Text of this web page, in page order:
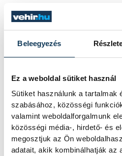
Beleegyezés
Ez a weboldal sütiket használ
Sütiket használunk a tartalmak
szabásához, közösségi
valamint weboldalforgalmunk
közösségi média-, hirdető- és
megosztjuk az Ön
adatait, akik kombinálhatják az
Riihimäen Cocks (finn) 6
Eurofarm Rabotnik
1. Dinamo Bucuresti
Orlen Wisla Plock
9 (310-319), 4. IFK
(283-298), 5.
8, 6. Kadetten